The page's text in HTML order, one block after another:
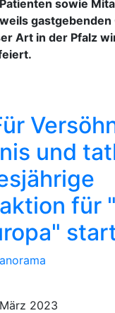
sowie
Art in der Pfalz
und
für
2023